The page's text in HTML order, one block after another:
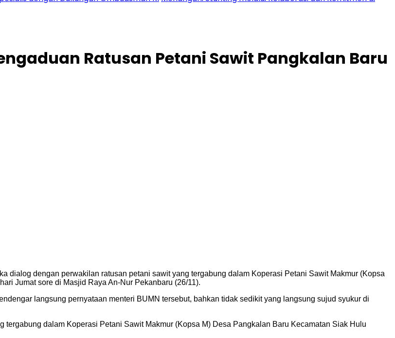
Ratusan Petani Sawit Pangkalan Baru
dialog dengan perwakilan ratusan petani sawit yang tergabung dalam Koperasi Petani Sawit Makmur (Kopsa
Jumat sore di Masjid Raya An-Nur Pekanbaru (26/11).
langsung pernyataan menteri BUMN tersebut, bahkan tidak sedikit yang langsung sujud syukur di
dalam Koperasi Petani Sawit Makmur (Kopsa M) Desa Pangkalan Baru Kecamatan Siak Hulu